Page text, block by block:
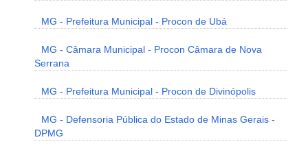
MG - Prefeitura Municipal - Procon de Ubá
MG - Câmara Municipal - Procon Câmara de Nova
Serrana
MG - Prefeitura Municipal - Procon de Divinópolis
MG - Defensoria Pública do Estado de Minas Gerais -
DPMG